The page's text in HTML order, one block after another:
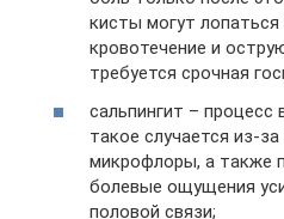
кисты могут
кровотечение и
требуется срочная
сальпингит – процесс
такое случается из-
микрофлоры, а также
болевые ощущения
половой связи;